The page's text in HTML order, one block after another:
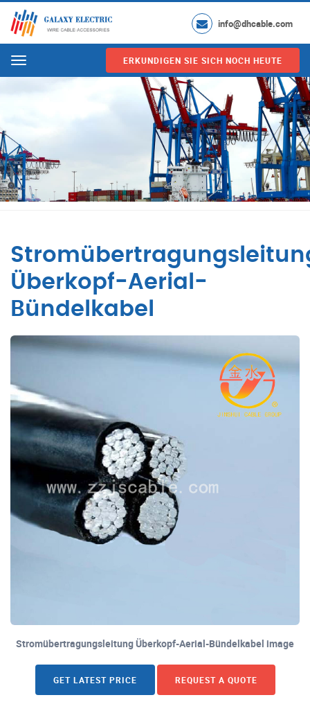
info@dhcable.com
Menu ERKUNDIGEN SIE SICH NOCH HEUTE
Überkopf-Aerial-
Bündelkabel
Stromübertragungsleitung Überkopf-Aerial-Bündelkabel image
GET LATEST PRICE REQUEST A QUOTE